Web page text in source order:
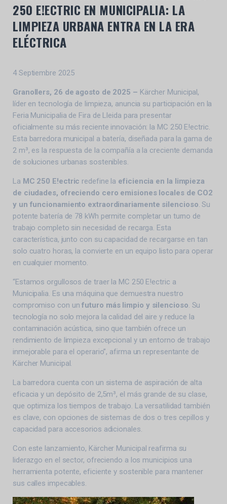
250 E!ECTRIC EN MUNICIPALIA: LA
LIMPIEZA URBANA ENTRA EN LA ERA
ELÉCTRICA
4 Septiembre 2025
Granollers, 26 de agosto de 2025 – Kärcher Municipal,
líder en tecnología de limpieza, anuncia su participación en la
Feria Municipalia de Fira de Lleida para presentar
oficialmente su más reciente innovación: la MC 250 E!ectric.
Esta barredora municipal a batería, diseñada para la gama de
2 m³, es la respuesta de la compañía a la creciente demanda
de soluciones urbanas sostenibles.
La MC 250 E!ectric redefine la eficiencia en la limpieza
de ciudades, ofreciendo cero emisiones locales de CO2
y un funcionamiento extraordinariamente silencioso. Su
potente batería de 78 kWh permite completar un turno de
trabajo completo sin necesidad de recarga. Esta
característica, junto con su capacidad de recargarse en tan
solo cuatro horas, la convierte en un equipo listo para operar
en cualquier momento.
“Estamos orgullosos de traer la MC 250 E!ectric a
Municipalia. Es una máquina que demuestra nuestro
compromiso con unfuturo más limpio y silencioso. Su
tecnología no solo mejora la calidad del aire y reduce la
contaminación acústica, sino que también ofrece un
rendimiento de limpieza excepcional y un entorno de trabajo
inmejorable para el operario”, afirma un representante de
Kärcher Municipal.
La barredora cuenta con un sistema de aspiración de alta
eficacia y un depósito de 2,5m³, el más grande de su clase,
que optimiza los tiempos de trabajo. La versatilidad también
es clave, con opciones de sistemas de dos o tres cepillos y
capacidad para accesorios adicionales.
Con este lanzamiento, Kärcher Municipal reafirma su
liderazgo en el sector, ofreciendo a los municipios una
herramienta potente, eficiente y sostenible para mantener
sus calles impecables.